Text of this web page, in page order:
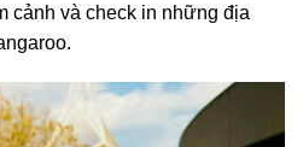
cảnh và check in những địa